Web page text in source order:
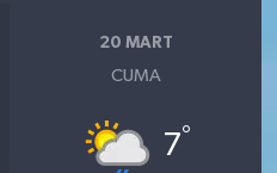
20 MART
CUMA
7°